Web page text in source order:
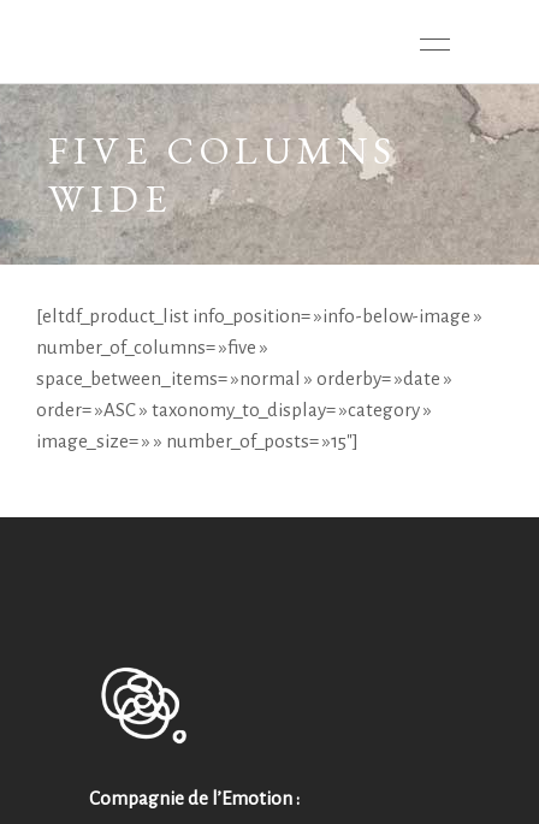
FIVE COLUMNS
WIDE
[eltdf_product_list info_position= »info-below-image »
number_of_columns= »five »
space_between_items= »normal » orderby= »date »
order= »ASC » taxonomy_to_display= »category »
image_size= » » number_of_posts= »15″]
Compagnie de l’Emotion :